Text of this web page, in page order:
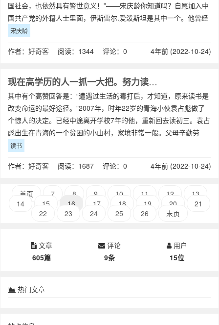
国社会，也依然具有警世意义！”——宋庆龄你知道吗？自愿加入中
国共产党的外籍人士里面，伊斯雷尔.爱泼斯坦是其中一个。他曾经
这样赞美过今天的主人公：（她）
宋庆龄
作者： 好奇客 阅读：1344 评论：0 4年前 (2022-10-24)
现在高学历的人一抓一大把。努力读书，究竟还有什么用？
其中有个高赞回答是：“遭遇过生活的毒打后，才知道，原来读书是
改变命运的最好途径。”2007年，时年22岁的青海小伙袁占彪做了
个惊人的决定。已经中途离开学校7年的他，重新回去读初三。袁占
彪出生在青海的一个贫困的小山村，家境非常一般。父母辛勤劳
作，才勉强供得起他和弟弟两个人
读书
作者： 好奇客 阅读：1687 评论：0 4年前 (2022-10-24)
首页 7 8 9 10 11 12
13
14
15 16 17 18 19 20
21
22
23 24 25 26 末页
文章
605篇
评论
9条
用户
15位
热门文章